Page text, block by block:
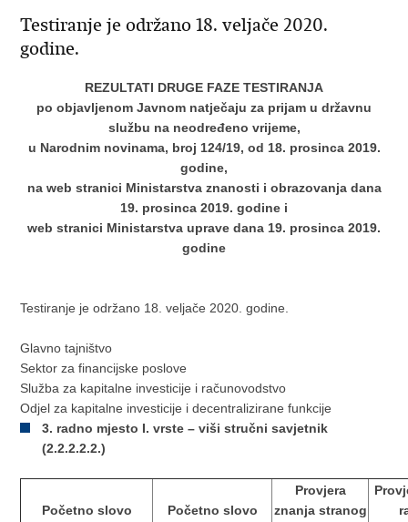
Testiranje je održano 18. veljače 2020.
godine.
REZULTATI DRUGE FAZE TESTIRANJA
po objavljenom Javnom natječaju za prijam u državnu
službu na neodređeno vrijeme,
u Narodnim novinama, broj 124/19, od 18. prosinca 2019.
godine,
na web stranici Ministarstva znanosti i obrazovanja dana
19. prosinca 2019. godine i
web stranici Ministarstva uprave dana 19. prosinca 2019.
godine
Testiranje je održano 18. veljače 2020. godine.
Glavno tajništvo
Sektor za financijske poslove
Služba za kapitalne investicije i računovodstvo
Odjel za kapitalne investicije i decentralizirane funkcije
3. radno mjesto I. vrste – viši stručni savjetnik
(2.2.2.2.2.)
Početno slovo
Početno slovo
Provjera
znanja stranog